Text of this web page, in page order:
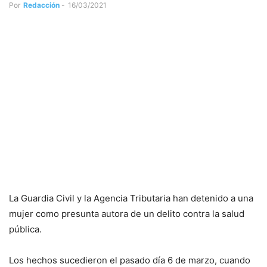
Por Redacción - 16/03/2021
La Guardia Civil y la Agencia Tributaria han detenido a una
mujer como presunta autora de un delito contra la salud
pública.
Los hechos sucedieron el pasado día 6 de marzo, cuando